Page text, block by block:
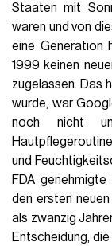
Staaten mit
waren und von
eine Generation
1999 keinen
zugelassen. Das
wurde, war
noch nicht
und
FDA genehmigte
den ersten neuen
als zwanzig
Entscheidung,